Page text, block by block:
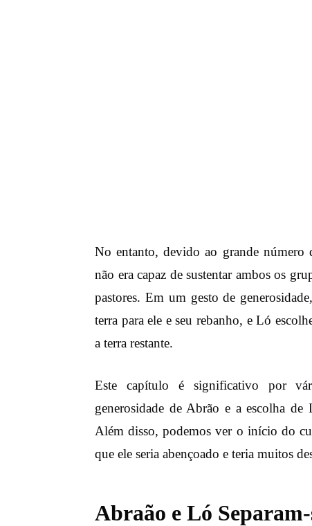
No entanto, devido ao grande número
não era capaz de sustentar ambos os
pastores. Em um gesto de
terra para ele e seu rebanho, e Ló
a terra restante.
Este capítulo é significativo por
generosidade de Abrão e a escolha
Além disso, podemos ver o início do
que ele seria abençoado e teria muitos
Abraão e Ló Separam-